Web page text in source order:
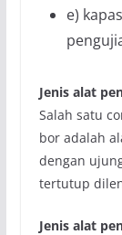
e)
Jenis alat
Salah satu
bor adalah
dengan
tertutup
Jenis alat